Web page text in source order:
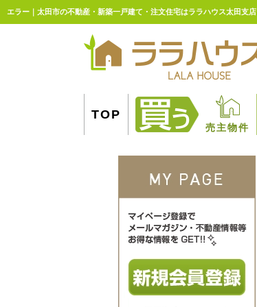
エラー｜太田市の不動産・新築一戸建て・注文住宅はララハウス太田支店
TOP
売主物件